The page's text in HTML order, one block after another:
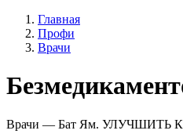
Главная
Профи
Врачи
Врачи — Бат Ям. УЛУЧШИТЬ